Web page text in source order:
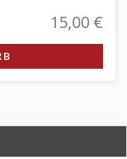
15,00 €